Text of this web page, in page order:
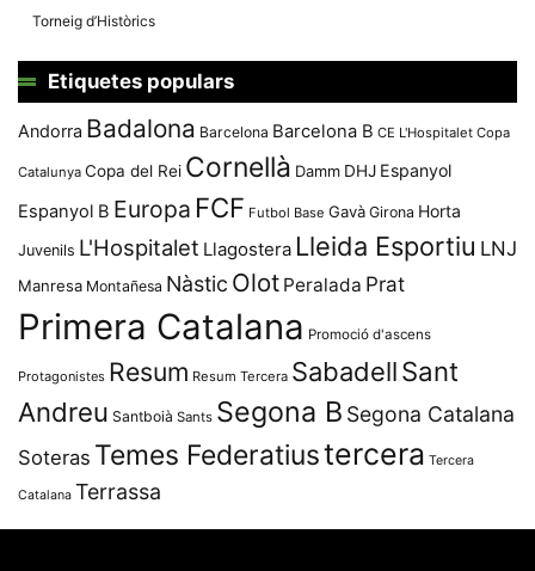
Torneig d’Històrics
Etiquetes populars
Andorra Badalona Barcelona Barcelona B CE L'Hospitalet Copa
Catalunya Copa del Rei Cornellà Damm DHJ Espanyol
Espanyol B Europa FCF Futbol Base Gavà Girona Horta
Juvenils L'Hospitalet Llagostera Lleida Esportiu LNJ
Manresa Montañesa Nàstic Olot Peralada Prat
Primera Catalana Promoció d'ascens
Protagonistes Resum Resum Tercera SabadellSant
Andreu Santboià Sants Segona B Segona Catalana
Soteras Temes Federatiustercera Tercera
Catalana Terrassa